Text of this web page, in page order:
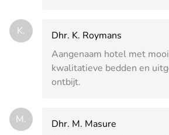
K.
Dhr. K. Roymans
Aangenaam hotel met
kwalitatieve bedden en
ontbijt.
M.
Dhr. M. Masure